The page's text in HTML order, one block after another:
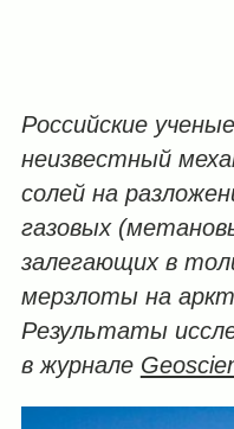
Российские
неизвестный
солей на
газовых
залегающих в
мерзлоты на
Результаты
в журнале